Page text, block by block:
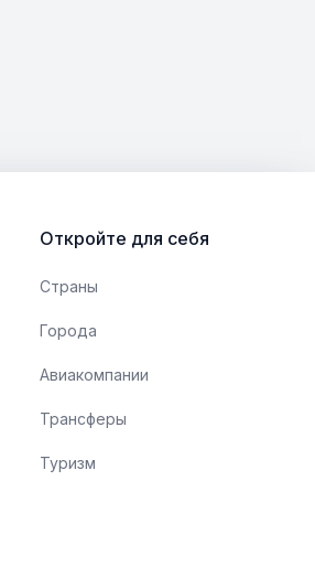
Откройте для себя
Страны
Города
Авиакомпании
Трансферы
Туризм